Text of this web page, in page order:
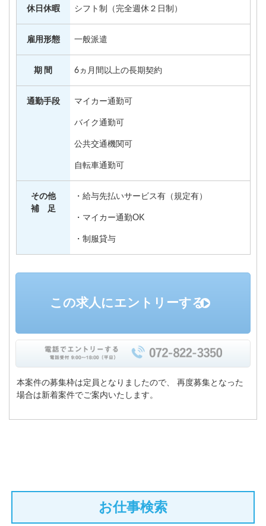
休日休暇 シフト制（完全週休２日制）
雇用形態 一般派遣
期 間 6ヵ月間以上の長期契約
通勤手段 マイカー通勤可
バイク通勤可
公共交通機関可
自転車通勤可
その他
補 足
・給与先払いサービス有（規定有）
・マイカー通勤OK
・制服貸与
この求人にエントリーする
本案件の募集枠は定員となりましたので、
再度募集となった
場合は新着案件でご案内いたします。
お仕事検索